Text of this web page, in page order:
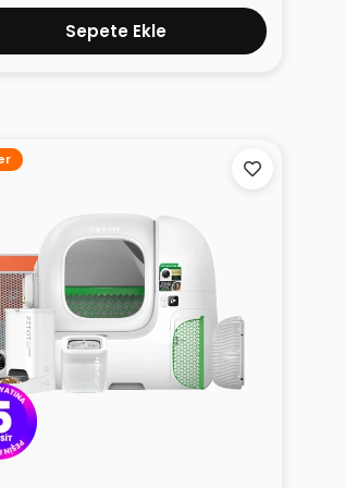
Sepete Ekle